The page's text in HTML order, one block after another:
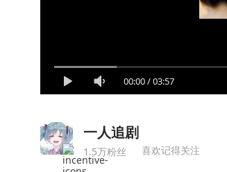
00:00/03:57
一人追剧
1.5万粉丝 喜欢记得关注